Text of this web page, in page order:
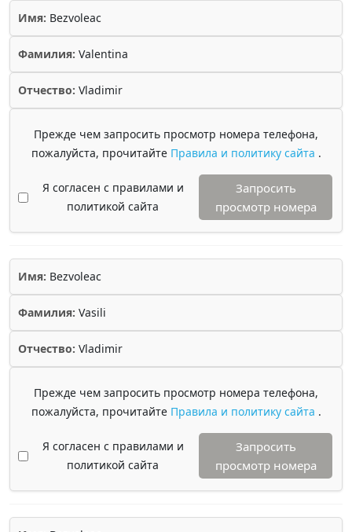
Имя: Bezvoleac
Фамилия: Valentina
Отчество: Vladimir
Прежде чем запросить просмотр номера телефона,
пожалуйста, прочитайте Правила и политику сайта .
Я согласен с правилами и
политикой сайта
Запросить
просмотр номера
Имя: Bezvoleac
Фамилия: Vasili
Отчество: Vladimir
Прежде чем запросить просмотр номера телефона,
пожалуйста, прочитайте Правила и политику сайта .
Я согласен с правилами и
политикой сайта
Запросить
просмотр номера